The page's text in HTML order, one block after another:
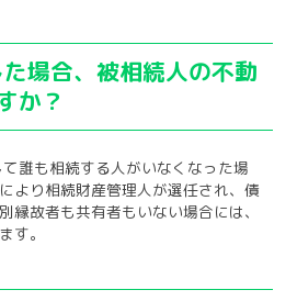
場合、被相続人の不動
か？
誰も相続する人がいなくなった場
より相続財産管理人が選任され、債
縁故者も共有者もいない場合には、
す。